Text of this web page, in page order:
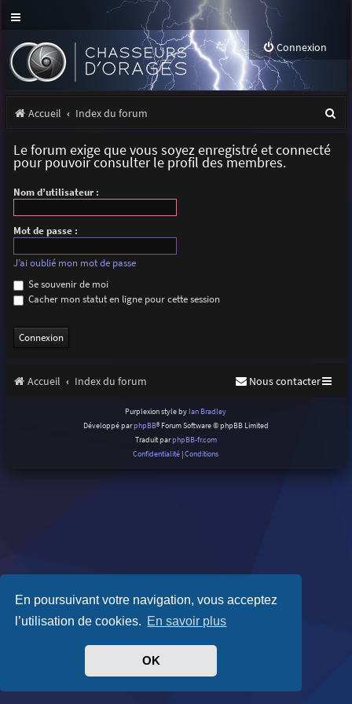
En poursuivant votre navigation, vous acceptez
l’utilisation de cookies. En savoir plus
OK
Connexion
Accueil Index du forum
Le forum exige que vous soyez enregistré et connecté
pour pouvoir consulter le profil des membres.
Nom d’utilisateur :
Mot de passe :
J’ai oublié mon mot de passe
Se souvenir de moi
Cacher mon statut en ligne pour cette session
Accueil Index du forum Nous contacter
Purplexion style by Ian Bradley
Développé parphpBB® Forum Software © phpBB Limited
Traduit parphpBB-fr.com
Confidentialité |Conditions